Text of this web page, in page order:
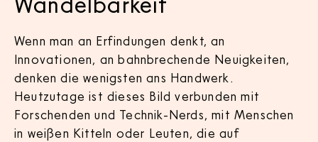
Wenn man an Erfindungen denkt, an
Innovationen, an bahnbrechende Neuigkeiten,
denken die wenigsten ans Handwerk.
Heutzutage ist dieses Bild verbunden mit
Forschenden und Technik-Nerds, mit Menschen
in weißen Kitteln oder Leuten, die auf